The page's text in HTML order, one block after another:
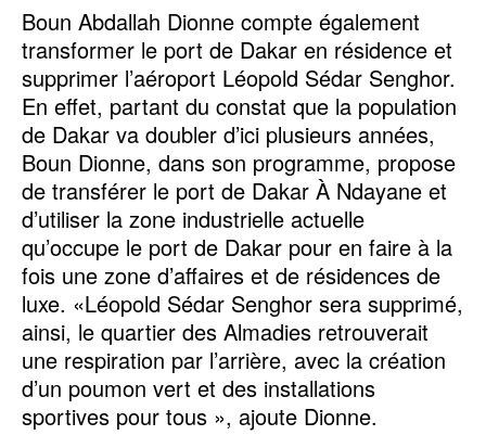
Boun Abdallah Dionne compte également
transformer le port de Dakar en résidence et
supprimer l’aéroport Léopold Sédar Senghor.
En effet, partant du constat que la population
de Dakar va doubler d’ici plusieurs années,
Boun Dionne, dans son programme, propose
de transférer le port de Dakar À Ndayane et
d’utiliser la zone industrielle actuelle
qu’occupe le port de Dakar pour en faire à la
fois une zone d’affaires et de résidences de
luxe. «Léopold Sédar Senghor sera supprimé,
ainsi, le quartier des Almadies retrouverait
une respiration par l’arrière, avec la création
d’un poumon vert et des installations
sportives pour tous », ajoute Dionne.